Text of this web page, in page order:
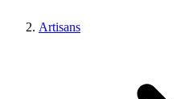
Artisans